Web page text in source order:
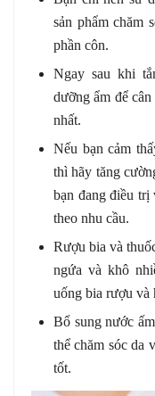
sản phẩm chăm
phần côn.
Ngay sau khi
dưỡng ẩm để
nhất.
Nếu bạn cảm
thì hãy tăng
bạn đang điều trị
theo nhu cầu.
Rượu bia và
ngứa và khô
uống bia rượu và
Bổ sung nước
thể chăm sóc da
tốt.